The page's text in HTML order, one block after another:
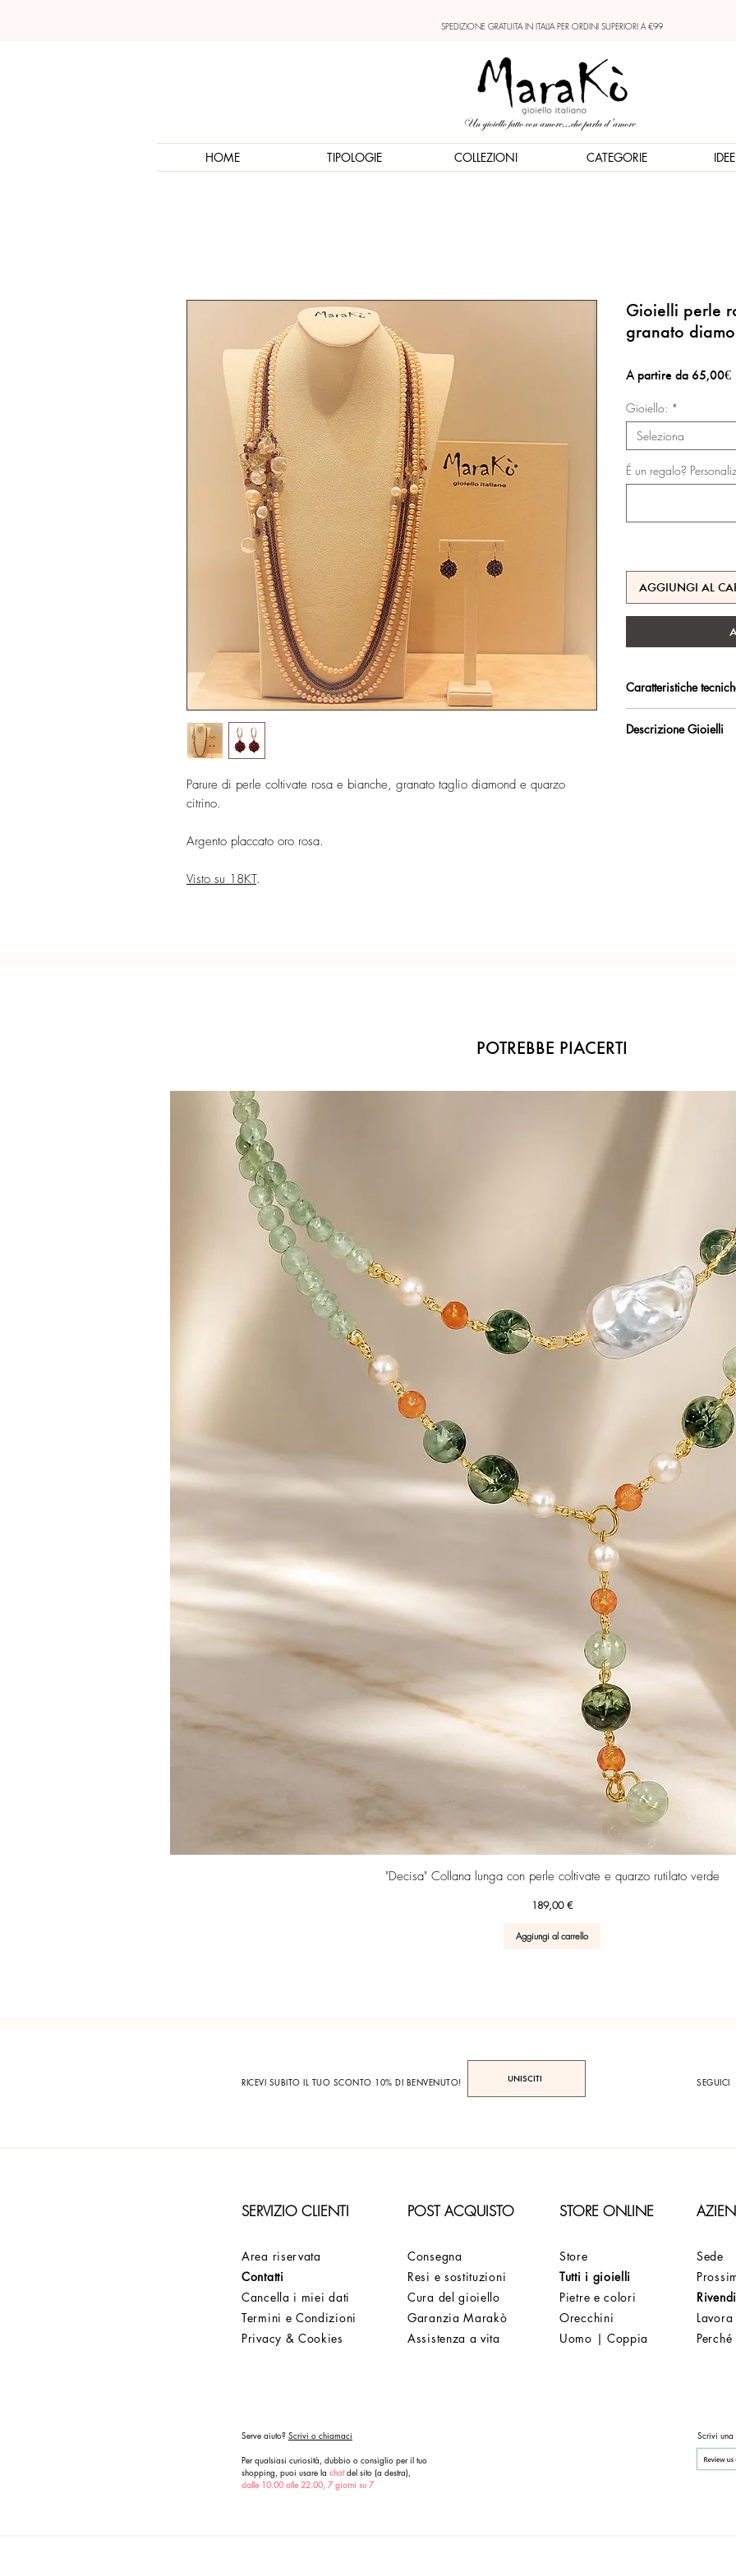
SPEDIZIONE GRATUITA IN ITALIA PER ORDINI SUPERIORI A €99
HOME TIPOLOGIE COLLEZIONI CATEGORIE
Parure di perle coltivate rosa e bianche, granato taglio diamond e quarzo
citrino.
Argento placcato oro rosa.
Visto su 18KT.
Gioielli perle
granato
A partire da 65,00€
Gioiello: *
Seleziona
É un regalo?
AGGIUNGI AL
Caratteristiche
trattamento
Descrizione Gioielli
POTREBBE PIACERTI
Vista rapida
"Decisa" Collana lunga con perle coltivate e quarzo rutilato verde
Prezzo
189,00 €
Aggiungi al carrello
RICEVI SUBITO IL TUO SCONTO 10% DI BENVENUTO! UNISCITI SEGUICI
SERVIZIO CLIENTI POST ACQUISTO STORE ONLINE
Area riservata
Contatti
Cancella i miei dati
Termini e Condizioni
Privacy & Cookies
Consegna
Resi e sostituzioni
Cura del gioiello
Garanzia Marakò
Assistenza a vita
Store
Tutti i gioielli
Pietre e colori
Orecchini
Uomo | Coppia
Sede
Serve aiuto? Scrivi o chiamaci
Per qualsiasi curiosità, dubbio o consiglio per il tuo
shopping, puoi usare la chatdel sito (a destra),
dalle 10.00 alle 22.00, 7 giorni su 7
Scrivi una